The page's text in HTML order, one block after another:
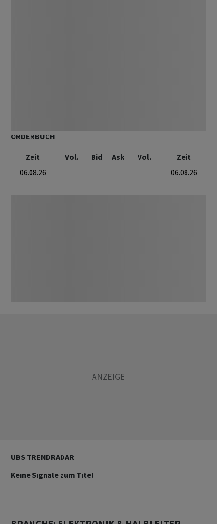
ORDERBUCH
Zeit Vol. Bid Ask Vol.
Zeit
06.08.26
06.08.26
UBS TRENDRADAR
Keine Signale zum Titel